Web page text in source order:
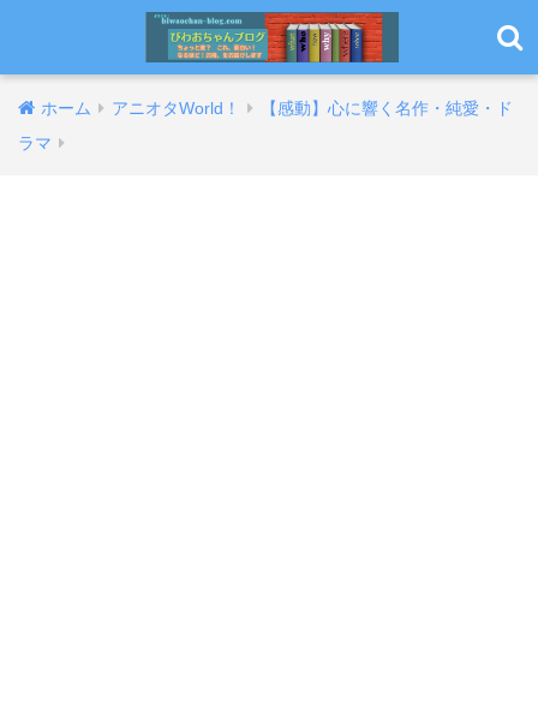
ホーム アニオタWorld！
【感動】心に響く名作・純愛・ド
ラマ